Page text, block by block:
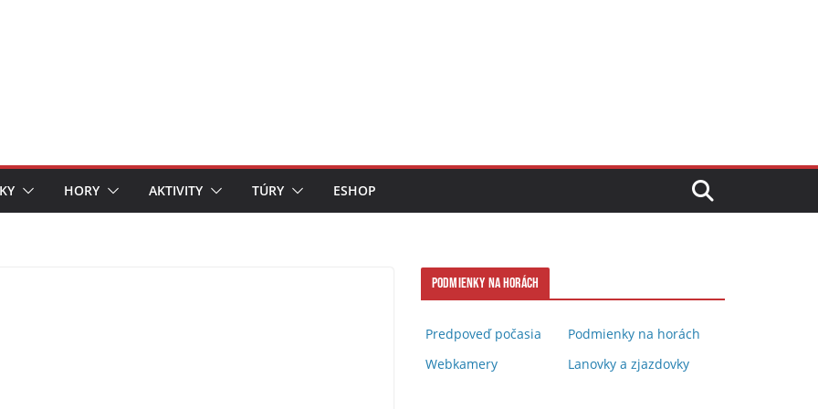
HORY AKTIVITY TÚRY ESHOP
Podmienky na horách
Predpoveď počasia
Webkamery
Podmienky na horách
Lanovky a zjazdovky